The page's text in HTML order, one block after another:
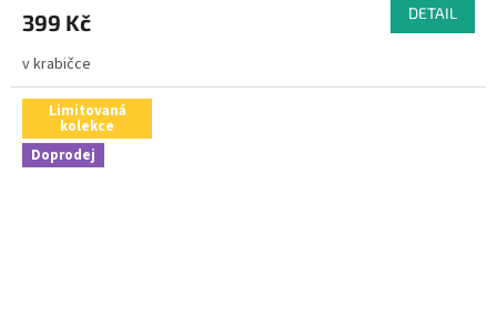
399 Kč DETAIL
v krabičce
Limitovaná
kolekce
Doprodej